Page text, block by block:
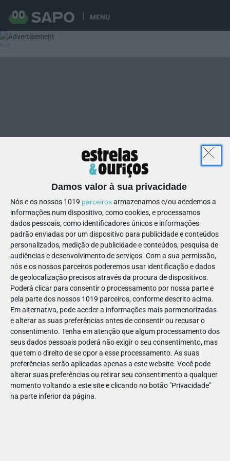
MENU
Damos valor à sua privacidade
Nós e os nossos 1019 parceirosarmazenamos e/ou acedemos a
informações num dispositivo, como cookies, e processamos
dados pessoais, como identificadores únicos e informações
padrão enviadas por um dispositivo para publicidade e conteúdos
personalizados, medição de publicidade e conteúdos, pesquisa de
audiências e desenvolvimento de serviços. Com a sua permissão,
nós e os nossos parceiros poderemos usar identificação e dados
de geolocalização precisos através da procura de dispositivos.
Poderá clicar para consentir o processamento por nossa parte e
pela parte dos nossos 1019 parceiros, conforme descrito acima.
Em alternativa, pode aceder a informações mais pormenorizadas
e alterar as suas preferências antes de consentir ou recusar o
consentimento. Tenha em atenção que algum processamento dos
seus dados pessoais poderá não exigir o seu consentimento, mas
que tem o direito de se opor a esse processamento. As suas
preferências serão aplicadas apenas a este website. Você pode
alterar suas preferências ou retirar seu consentimento a qualquer
momento voltando a este site e clicando no botão "Privacidade"
na parte inferior da página.
10
184851555177245